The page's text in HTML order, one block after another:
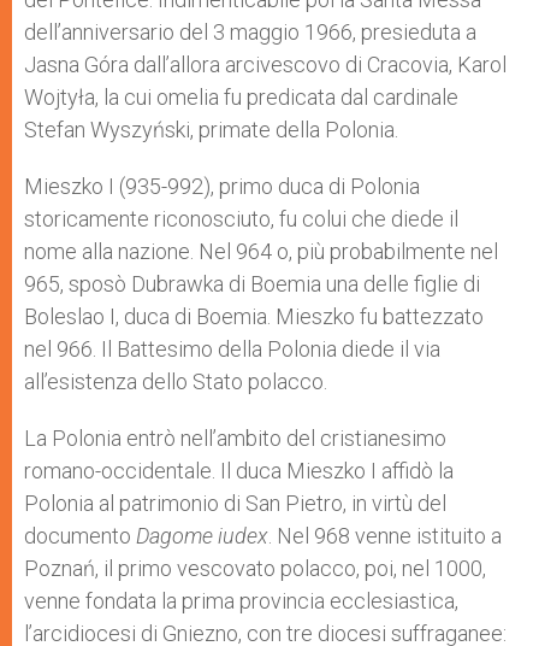
dell’anniversario del 3 maggio 1966, presieduta a
Jasna Góra dall’allora arcivescovo di Cracovia, Karol
Wojtyła, la cui omelia fu predicata dal cardinale
Stefan Wyszyński, primate della Polonia.
Mieszko I (935-992), primo duca di Polonia
storicamente riconosciuto, fu colui che diede il
nome alla nazione. Nel 964 o, più probabilmente nel
965, sposò Dubrawka di Boemia una delle figlie di
Boleslao I, duca di Boemia. Mieszko fu battezzato
nel 966. Il Battesimo della Polonia diede il via
all’esistenza dello Stato polacco.
La Polonia entrò nell’ambito del cristianesimo
romano-occidentale. Il duca Mieszko I affidò la
Polonia al patrimonio di San Pietro, in virtù del
documento Dagome iudex . Nel 968 venne istituito a
Poznań, il primo vescovato polacco, poi, nel 1000,
venne fondata la prima provincia ecclesiastica,
l’arcidiocesi di Gniezno, con tre diocesi suffraganee: